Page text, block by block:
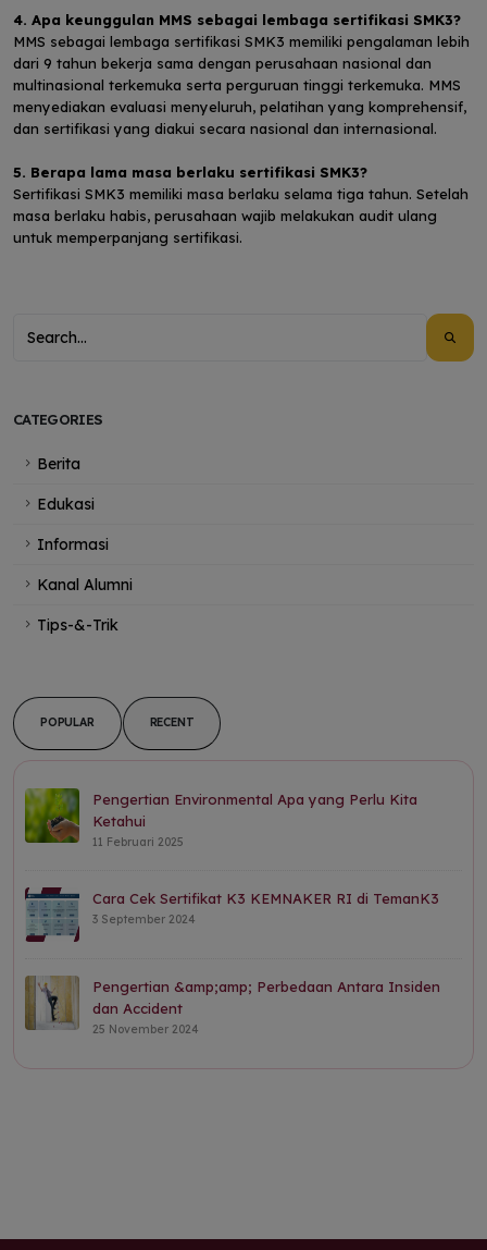
4. Apa keunggulan MMS sebagai lembaga sertifikasi SMK3?
MMS sebagai lembaga sertifikasi SMK3 memiliki pengalaman lebih
dari 9 tahun bekerja sama dengan perusahaan nasional dan
multinasional terkemuka serta perguruan tinggi terkemuka. MMS
menyediakan evaluasi menyeluruh, pelatihan yang komprehensif,
dan sertifikasi yang diakui secara nasional dan internasional.
5. Berapa lama masa berlaku sertifikasi SMK3?
Sertifikasi SMK3 memiliki masa berlaku selama tiga tahun. Setelah
masa berlaku habis, perusahaan wajib melakukan audit ulang
untuk memperpanjang sertifikasi.
CATEGORIES
Berita
Edukasi
Informasi
Kanal Alumni
Tips-&-Trik
POPULAR RECENT
Pengertian Environmental Apa yang Perlu Kita
Ketahui
11 Februari 2025
Cara Cek Sertifikat K3 KEMNAKER RI di TemanK3
3 September 2024
Pengertian &amp;amp; Perbedaan Antara Insiden
dan Accident
25 November 2024